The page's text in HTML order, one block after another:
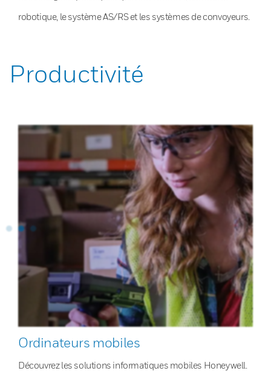
robotique, le système AS/RS et les systèmes de convoyeurs.
Productivité
Ordinateurs mobiles
Découvrez les solutions informatiques mobiles Honeywell.